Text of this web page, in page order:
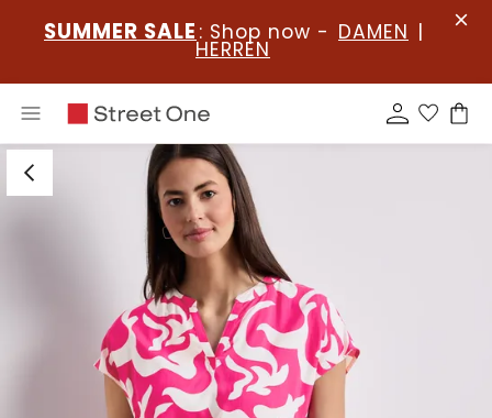
SUMMER SALE : Shop now - DAMEN |
HERREN